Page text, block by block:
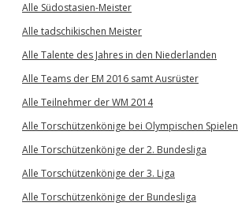
Alle Südostasien-Meister
Alle tadschikischen Meister
Alle Talente des Jahres in den Niederlanden
Alle Teams der EM 2016 samt Ausrüster
Alle Teilnehmer der WM 2014
Alle Torschützenkönige bei Olympischen Spielen
Alle Torschützenkönige der 2. Bundesliga
Alle Torschützenkönige der 3. Liga
Alle Torschützenkönige der Bundesliga